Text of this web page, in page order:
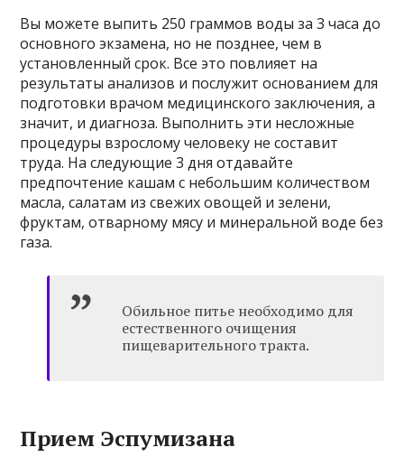
Вы можете выпить 250 граммов воды за 3 часа до
основного экзамена, но не позднее, чем в
установленный срок. Все это повлияет на
результаты анализов и послужит основанием для
подготовки врачом медицинского заключения, а
значит, и диагноза. Выполнить эти несложные
процедуры взрослому человеку не составит
труда. На следующие 3 дня отдавайте
предпочтение кашам с небольшим количеством
масла, салатам из свежих овощей и зелени,
фруктам, отварному мясу и минеральной воде без
газа.
Обильное питье необходимо для
естественного очищения
пищеварительного тракта.
Прием Эспумизана